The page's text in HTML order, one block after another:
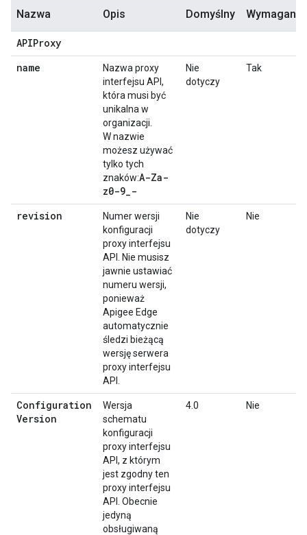
Nazwa Opis Domyślny Wymagany?
APIProxy
name
Nazwa proxy
interfejsu API,
która musi być
unikalna w
organizacji.
W nazwie
możesz używać
tylko tych
znaków:A-Za-
z0-9_-
Nie
dotyczy
Tak
revision
Numer wersji
konfiguracji
proxy interfejsu
API. Nie musisz
jawnie ustawiać
numeru wersji,
ponieważ
Apigee Edge
automatycznie
śledzi bieżącą
wersję serwera
proxy interfejsu
API.
Nie
dotyczy
Nie
Configuration
Version
Wersja
schematu
konfiguracji
proxy interfejsu
API, z którym
jest zgodny ten
proxy interfejsu
API. Obecnie
jedyną
obsługiwaną
4.0 Nie